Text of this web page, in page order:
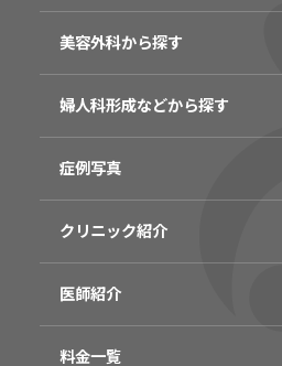
美容外科から探す
婦人科形成などから探す
症例写真
クリニック紹介
医師紹介
料金一覧